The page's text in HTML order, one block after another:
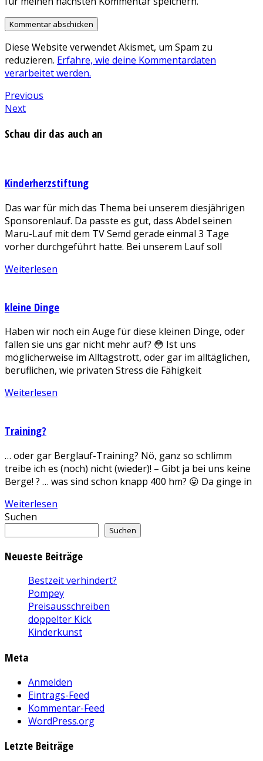
Diese Website verwendet Akismet, um Spam zu
reduzieren. Erfahre, wie deine Kommentardaten
verarbeitet werden.
Beitragsnavigation
Previous
Post
Previous
Next
Next
Schau dir das auch an
Kinderherzstiftung
Das war für mich das Thema bei unserem diesjährigen
Sponsorenlauf. Da passte es gut, dass Abdel seinen
Maru-Lauf mit dem TV Semd gerade einmal 3 Tage
vorher durchgeführt hatte. Bei unserem Lauf soll
Weiterlesen
kleine Dinge
Haben wir noch ein Auge für diese kleinen Dinge, oder
fallen sie uns gar nicht mehr auf? 😳 Ist uns
möglicherweise im Alltagstrott, oder gar im alltäglichen,
beruflichen, wie privaten Stress die Fähigkeit
Weiterlesen
Training?
… oder gar Berglauf-Training? Nö, ganz so schlimm
treibe ich es (noch) nicht (wieder)! – Gibt ja bei uns keine
Berge! ? … was sind schon knapp 400 hm? 😛 Da ginge in
Weiterlesen
Suchen
Suchen
Neueste Beiträge
Bestzeit verhindert?
Pompey
Preisausschreiben
doppelter Kick
Kinderkunst
Meta
Anmelden
Eintrags-Feed
Kommentar-Feed
WordPress.org
Letzte Beiträge